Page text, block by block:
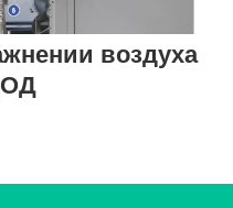
воздуха